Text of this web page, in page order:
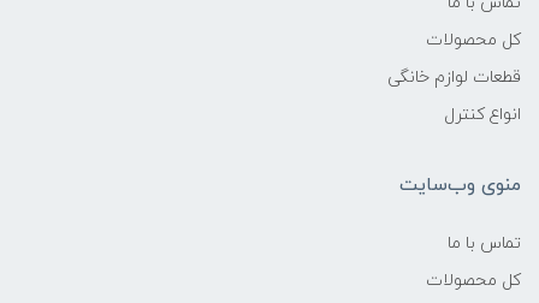
کل محصولات
قطعات لوازم خانگی
انواع کنترل
منوی وب‌سایت
تماس با ما
کل محصولات